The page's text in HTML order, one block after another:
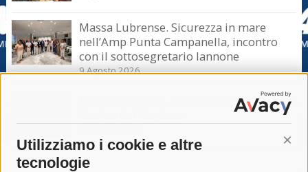
Utilizziamo i cookie e altre
tecnologie
Massa Lubrense. Sicurezza in mare
nell’Amp Punta Campanella, incontro
con il sottosegretario Iannone
9 Agosto 2026
Massa Lubrense. Blitz di Borrelli anche a